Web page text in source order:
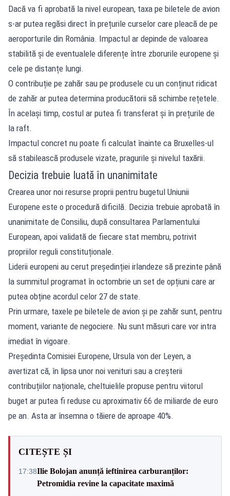
Dacă va fi aprobată la nivel european, taxa pe biletele de avion
s-ar putea regăsi direct în prețurile curselor care pleacă de pe
aeroporturile din România. Impactul ar depinde de valoarea
stabilită și de eventualele diferențe între zborurile europene și
cele pe distanțe lungi.
O contribuție pe zahăr sau pe produsele cu un conținut ridicat
de zahăr ar putea determina producătorii să schimbe rețetele.
În același timp, costul ar putea fi transferat și în prețurile de
la raft.
Impactul concret nu poate fi calculat înainte ca Bruxelles-ul
să stabilească produsele vizate, pragurile și nivelul taxării.
Decizia trebuie luată în unanimitate
Crearea unor noi resurse proprii pentru bugetul Uniunii
Europene este o procedură dificilă. Decizia trebuie aprobată în
unanimitate de Consiliu, după consultarea Parlamentului
European, apoi validată de fiecare stat membru, potrivit
propriilor reguli constituționale.
Liderii europeni au cerut președinției irlandeze să prezinte până
la summitul programat în octombrie un set de opțiuni care ar
putea obține acordul celor 27 de state.
Prin urmare, taxele pe biletele de avion și pe zahăr sunt, pentru
moment, variante de negociere. Nu sunt măsuri care vor intra
imediat în vigoare.
Președinta Comisiei Europene, Ursula von der Leyen, a
avertizat că, în lipsa unor noi venituri sau a creșterii
contribuțiilor naționale, cheltuielile propuse pentru viitorul
buget ar putea fi reduse cu aproximativ 66 de miliarde de euro
pe an. Asta ar însemna o tăiere de aproape 40%.
CITEȘTE ȘI
17:38Ilie Bolojan anunță ieftinirea carburanților:
Petromidia revine la capacitate maximă